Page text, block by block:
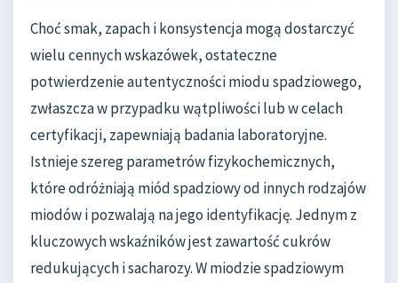
Choć smak, zapach i konsystencja mogą dostarczyć
wielu cennych wskazówek, ostateczne
potwierdzenie autentyczności miodu spadziowego,
zwłaszcza w przypadku wątpliwości lub w celach
certyfikacji, zapewniają badania laboratoryjne.
Istnieje szereg parametrów fizykochemicznych,
które odróżniają miód spadziowy od innych rodzajów
miodów i pozwalają na jego identyfikację. Jednym z
kluczowych wskaźników jest zawartość cukrów
redukujących i sacharozy. W miodzie spadziowym